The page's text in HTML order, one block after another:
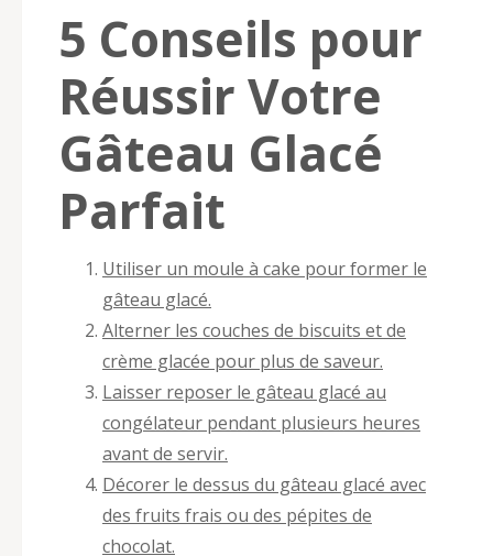
5 Conseils pour
Réussir Votre
Gâteau Glacé
Parfait
Utiliser un moule à cake pour former le
gâteau glacé.
Alterner les couches de biscuits et de
crème glacée pour plus de saveur.
Laisser reposer le gâteau glacé au
congélateur pendant plusieurs heures
avant de servir.
Décorer le dessus du gâteau glacé avec
des fruits frais ou des pépites de
chocolat.